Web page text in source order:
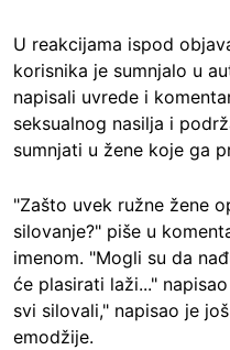
U reakcijama ispod
korisnika je sumnjalo u
napisali uvrede i
seksualnog nasilja i
sumnjati u žene koje ga
"Zašto uvek ružne žene
silovanje?" piše u
imenom. "Mogli su da
će plasirati laži..."
svi silovali," napisao je
emodžije.